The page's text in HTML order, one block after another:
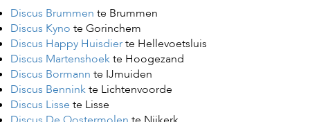
s
s
e
n
B
o
e
r
Discus Brummen te Brummen
Discus Kyno te Gorinchem
Discus Happy Huisdierte Hellevoetsluis
Discus Martenshoekte Hoogezand
Discus Bormann te IJmuiden
Discus Benninkte Lichtenvoorde
Discus Lisse te Lisse